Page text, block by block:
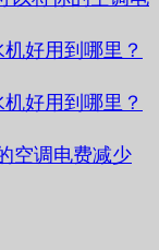
好用到哪里？
好用到哪里？
空调电费减少